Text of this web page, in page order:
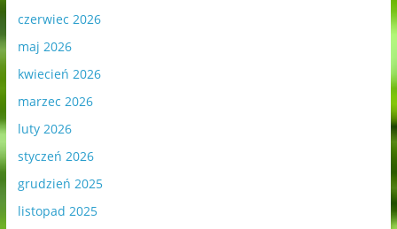
czerwiec 2026
maj 2026
kwiecień 2026
marzec 2026
luty 2026
styczeń 2026
grudzień 2025
listopad 2025